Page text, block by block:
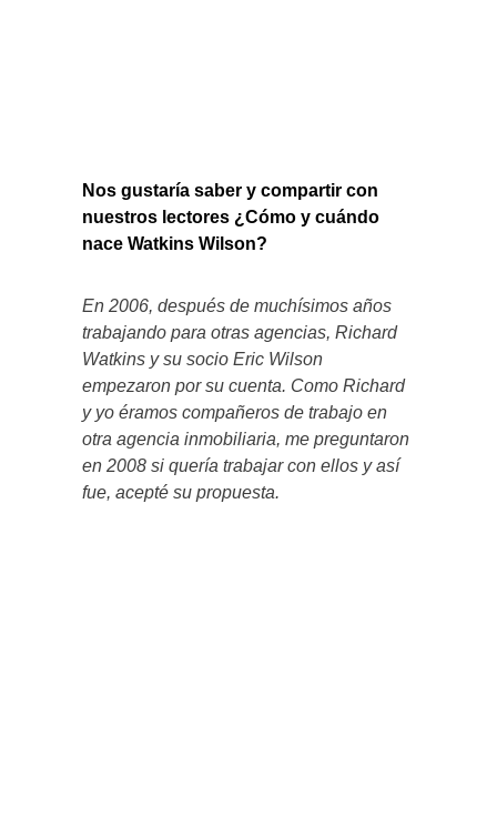
Nos gustaría saber y compartir con
nuestros lectores ¿Cómo y cuándo
nace Watkins Wilson?
En 2006, después de muchísimos años
trabajando para otras agencias, Richard
Watkins y su socio Eric Wilson
empezaron por su cuenta. Como Richard
y yo éramos compañeros de trabajo en
otra agencia inmobiliaria, me preguntaron
en 2008 si quería trabajar con ellos y así
fue, acepté su propuesta.